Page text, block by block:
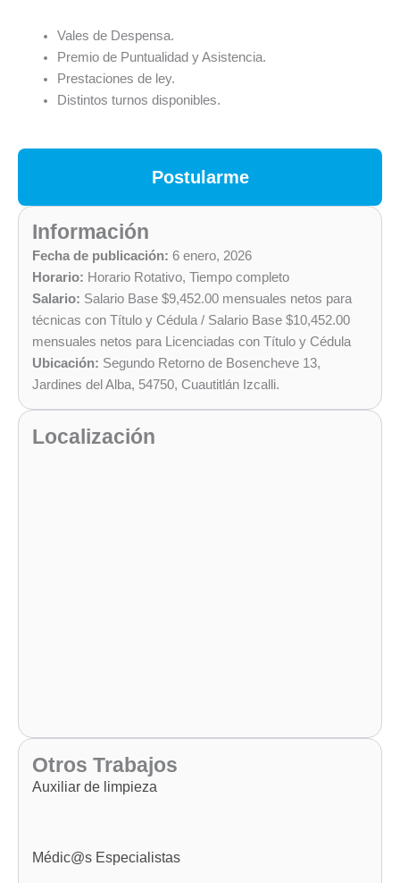
Postularme
Información
Fecha de publicación: 6 enero, 2026
Horario: Horario Rotativo, Tiempo completo
Salario: Salario Base $9,452.00 mensuales netos para
técnicas con Título y Cédula / Salario Base $10,452.00
mensuales netos para Licenciadas con Título y Cédula
Ubicación: Segundo Retorno de Bosencheve 13,
Jardines del Alba, 54750, Cuautitlán Izcalli.
Localización
Otros Trabajos
Auxiliar de limpieza
Médic@s Especialistas
Vales de Despensa.
Premio de Puntualidad y Asistencia.
Prestaciones de ley.
Distintos turnos disponibles.